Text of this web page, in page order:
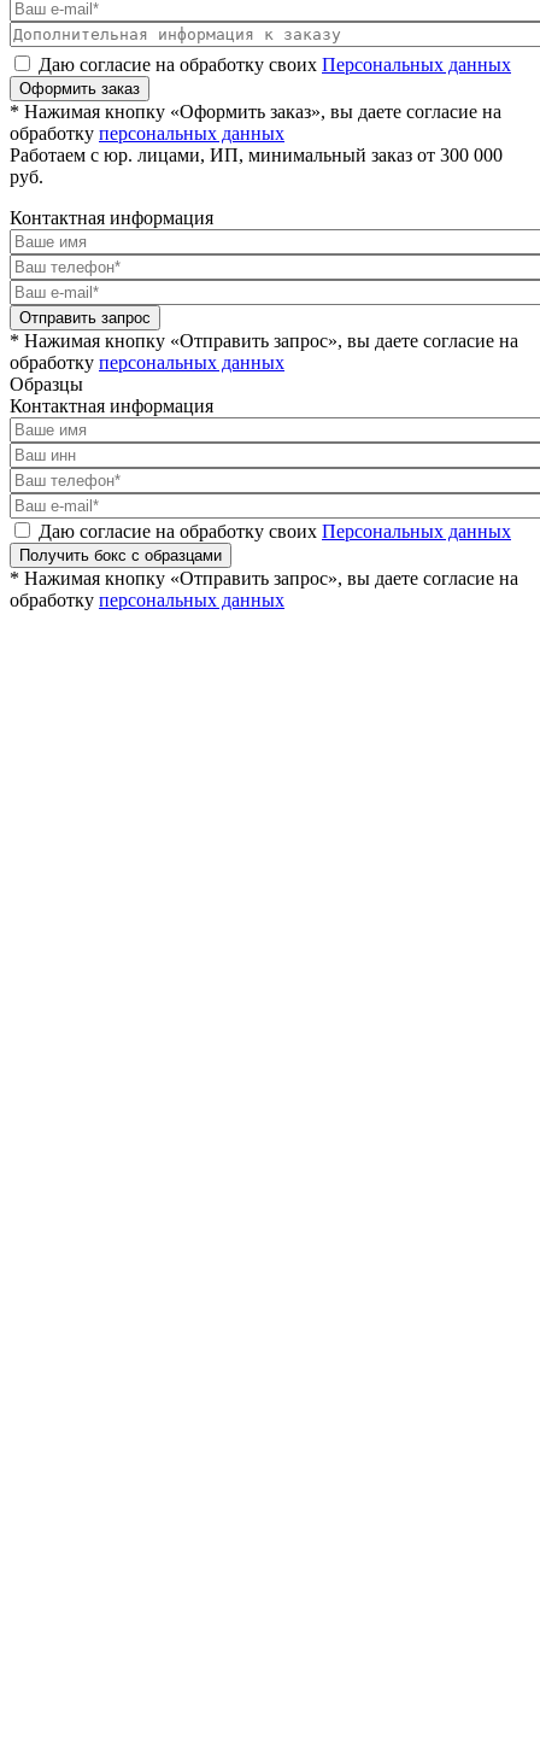
Даю согласие на обработку своих Персональных данных
Оформить заказ
* Нажимая кнопку «Оформить заказ», вы даете согласие на
обработку персональных данных
Работаем с юр. лицами, ИП, минимальный заказ от 300 000
руб.
Контактная информация
Отправить запрос
* Нажимая кнопку «Отправить запрос», вы даете согласие на
обработку персональных данных
Образцы
Контактная информация
Даю согласие на обработку своих Персональных данных
Получить бокс с образцами
* Нажимая кнопку «Отправить запрос», вы даете согласие на
обработку персональных данных